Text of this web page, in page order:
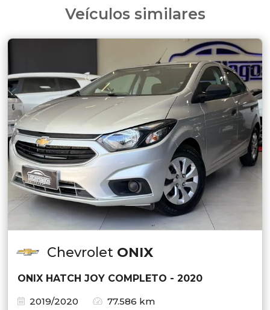
Veículos similares
Chevrolet ONIX
ONIX HATCH JOY COMPLETO - 2020
2019/2020
77.586 km